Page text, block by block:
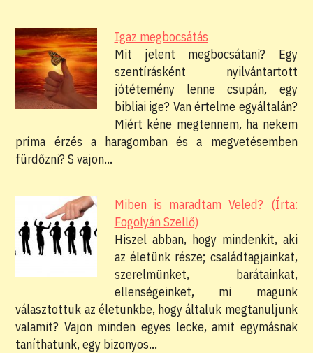
Igaz megbocsátás
Mit jelent megbocsátani? Egy
szentírásként nyilvántartott
jótétemény lenne csupán, egy
bibliai ige? Van értelme egyáltalán?
Miért kéne megtennem, ha nekem
príma érzés a haragomban és a megvetésemben
fürdőzni? S vajon…
Miben is maradtam Veled? (Írta:
Fogolyán Szellő)
Hiszel abban, hogy mindenkit, aki
az életünk része; családtagjainkat,
szerelmünket, barátainkat,
ellenségeinket, mi magunk
választottuk az életünkbe, hogy általuk megtanuljunk
valamit? Vajon minden egyes lecke, amit egymásnak
taníthatunk, egy bizonyos…